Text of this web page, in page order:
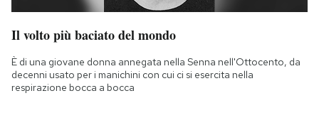
Il volto più baciato del mondo
È di una giovane donna annegata nella Senna nell'Ottocento, da
decenni usato per i manichini con cui ci si esercita nella
respirazione bocca a bocca